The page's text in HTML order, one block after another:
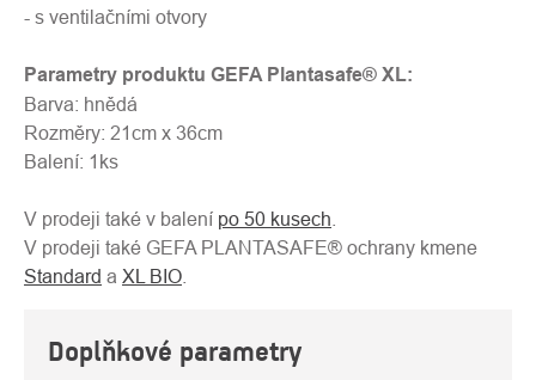
- s ventilačními otvory
Parametry produktu GEFA Plantasafe® XL:
Barva: hnědá
Rozměry: 21cm x 36cm
Balení: 1ks
V prodeji také v balení po 50 kusech
V prodeji také GEFA PLANTASAFE® ochrany kmene
Standard a XL BIO
Doplňkové parametry